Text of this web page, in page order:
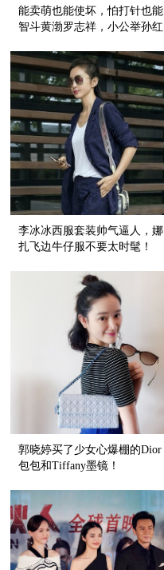
能卖萌也能使坏，怕打针也能
智斗黄渤罗志祥，小公举孙红
李冰冰西服套装帅气逼人，娜
扎飞边牛仔服不要太时髦！
郭晓婷买了少女心爆棚的Dior
包包和Tiffany墨镜！